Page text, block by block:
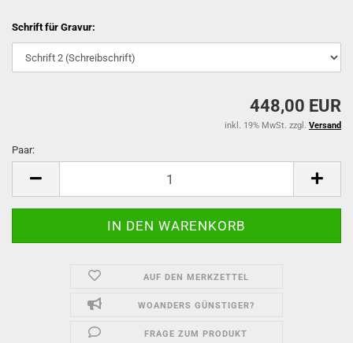
Schrift für Gravur:
448,00 EUR
inkl. 19% MwSt. zzgl. Versand
Paar:
AUF DEN MERKZETTEL
WOANDERS GÜNSTIGER?
FRAGE ZUM PRODUKT